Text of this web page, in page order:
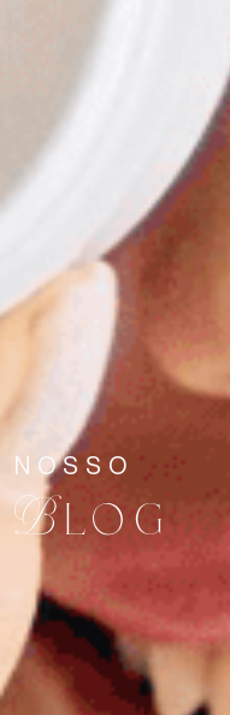
NOSSO
Blog